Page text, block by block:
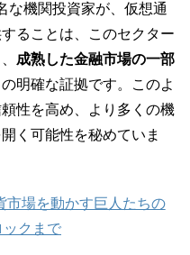
な機関投資家が、仮想通
ることは、このセクター
成熟した金融市場の一部
の明確な証拠です。このよ
性を高め、より多くの機
く可能性を秘めていま
市場を動かす巨人たちの
クまで